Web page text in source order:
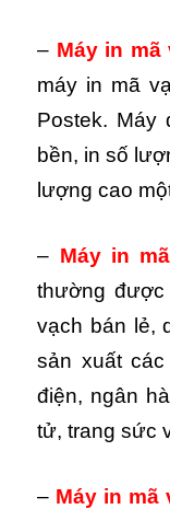
– Máy in mã
máy in mã
Postek. Máy
bền, in số
lượng cao
– Máy in
thường
vạch bán lẻ,
sản xuất
điện, ngân
tử, trang sức
– Máy in mã